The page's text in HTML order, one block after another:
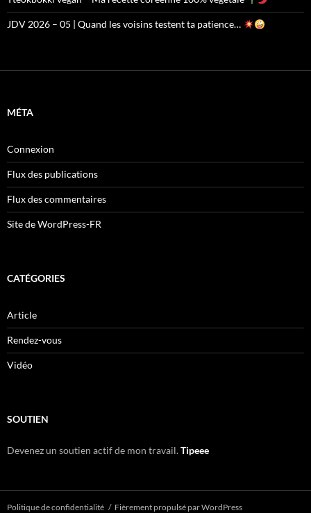
JDV 2026 – 05 | Quand les voisins testent ta patience…
MÉTA
Connexion
Flux des publications
Flux des commentaires
Site de WordPress-FR
CATÉGORIES
Article
Rendez-vous
Vidéo
SOUTIEN
Devenez un soutien actif de mon travail.Tipeee
Politique de confidentialité Fièrement propulsé par WordPress